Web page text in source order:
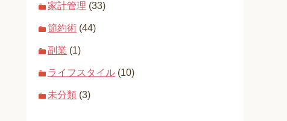
家計管理 (33)
節約術 (44)
副業 (1)
ライフスタイル (10)
未分類 (3)